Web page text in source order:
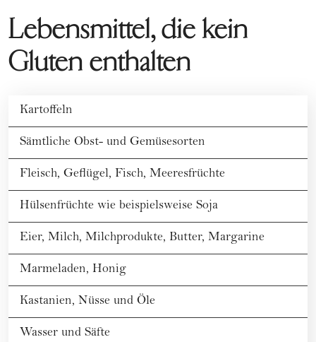
Lebensmittel, die kein
Gluten enthalten
Kartoffeln
Sämtliche Obst- und Gemüsesorten
Fleisch, Geflügel, Fisch, Meeresfrüchte
Hülsenfrüchte wie beispielsweise Soja
Eier, Milch, Milchprodukte, Butter, Margarine
Marmeladen, Honig
Kastanien, Nüsse und Öle
Wasser und Säfte